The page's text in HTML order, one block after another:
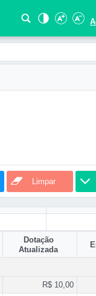
Limpar
Dotação
Atualizada
R$ 10,00